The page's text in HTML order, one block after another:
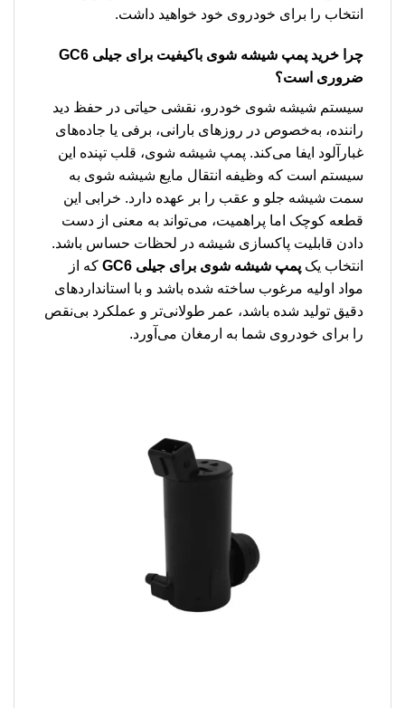
انتخاب را برای خودروی خود خواهید داشت.
چرا خرید پمپ شیشه شوی باکیفیت برای جیلی GC6
ضروری است؟
سیستم شیشه شوی خودرو، نقشی حیاتی در حفظ دید
راننده، به‌خصوص در روزهای بارانی، برفی یا جاده‌های
غبارآلود ایفا می‌کند. پمپ شیشه شوی، قلب تپنده این
سیستم است که وظیفه انتقال مایع شیشه شوی به
سمت شیشه جلو و عقب را بر عهده دارد. خرابی این
قطعه کوچک اما پراهمیت، می‌تواند به معنی از دست
دادن قابلیت پاکسازی شیشه در لحظات حساس باشد.
انتخاب یک پمپ شیشه شوی برای جیلی GC6
که از
مواد اولیه مرغوب ساخته شده باشد و با استانداردهای
دقیق تولید شده باشد، عمر طولانی‌تر و عملکرد بی‌نقص
را برای خودروی شما به ارمغان می‌آورد.